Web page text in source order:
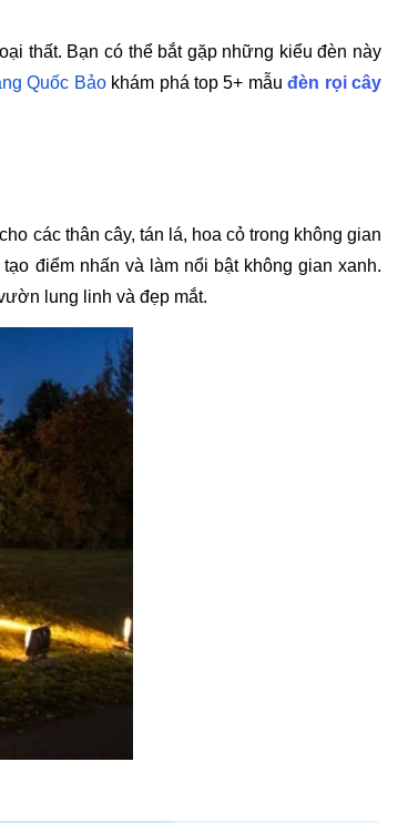
thất. Bạn có thể bắt gặp những kiểu đèn này
Quốc Bảokhám phá top 5+ mẫuđèn rọi cây
các thân cây, tán lá, hoa cỏ trong không gian
điểm nhấn và làm nổi bật không gian xanh.
lung linh và đẹp mắt.